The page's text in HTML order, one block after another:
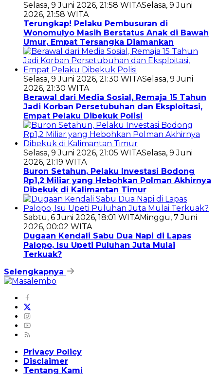
Selasa, 9 Juni 2026, 21:58 WITASelasa, 9 Juni
2026, 21:58 WITA
Terungkap! Pelaku Pembusuran di
Wonomulyo Masih Berstatus Anak di Bawah
Umur, Empat Tersangka Diamankan
Selasa, 9 Juni 2026, 21:30 WITASelasa, 9 Juni
2026, 21:30 WITA
Berawal dari Media Sosial, Remaja 15 Tahun
Jadi Korban Persetubuhan dan Eksploitasi,
Empat Pelaku Dibekuk Polisi
Selasa, 9 Juni 2026, 21:05 WITASelasa, 9 Juni
2026, 21:19 WITA
Buron Setahun, Pelaku Investasi Bodong
Rp1,2 Miliar yang Hebohkan Polman Akhirnya
Dibekuk di Kalimantan Timur
Sabtu, 6 Juni 2026, 18:01 WITAMinggu, 7 Juni
2026, 00:02 WITA
Dugaan Kendali Sabu Dua Napi di Lapas
Palopo, Isu Upeti Puluhan Juta Mulai
Terkuak?
Selengkapnya
Privacy Policy
Disclaimer
Tentang Kami